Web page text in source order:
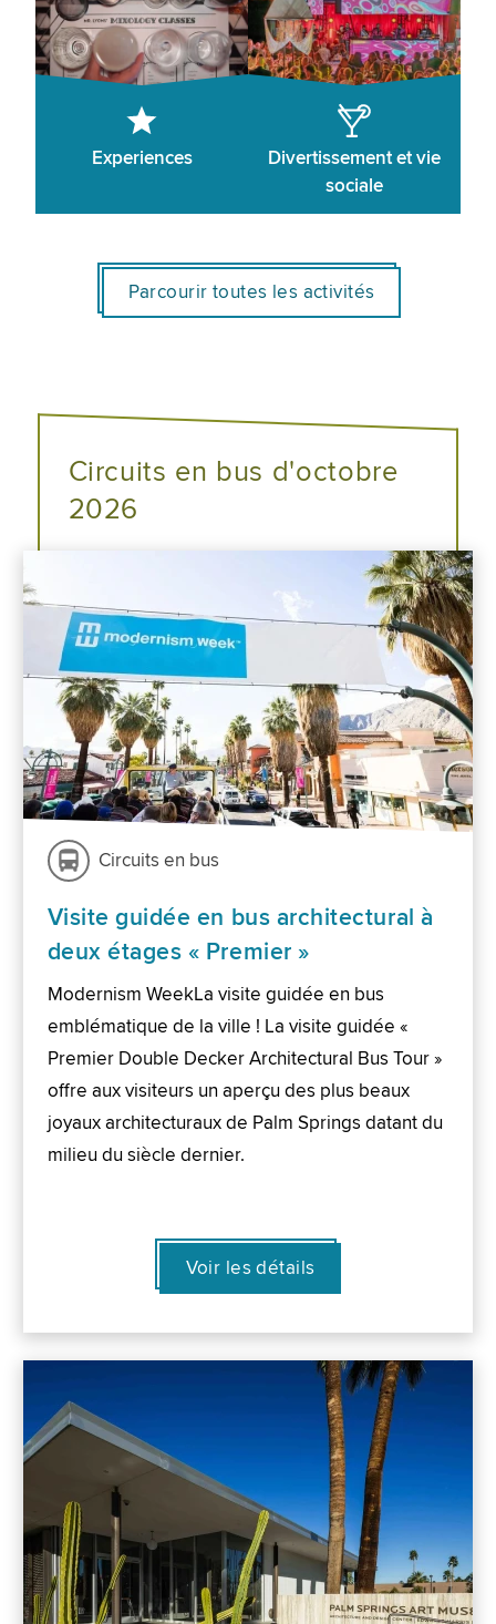
Experiences
Divertissement et vie
sociale
Parcourir toutes les activités
Circuits en bus d'octobre
2026
Circuits en bus
Visite guidée en bus architectural à
deux étages « Premier »
Modernism WeekLa visite guidée en bus
emblématique de la ville ! La visite guidée «
Premier Double Decker Architectural Bus Tour »
offre aux visiteurs un aperçu des plus beaux
joyaux architecturaux de Palm Springs datant du
milieu du siècle dernier.
Voir les détails